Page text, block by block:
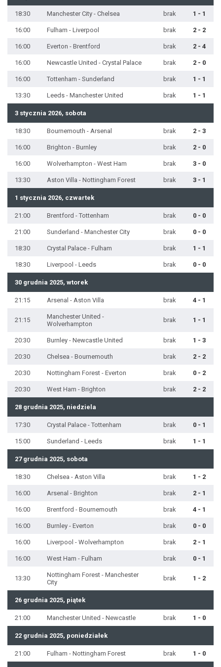
18:30 Manchester City - Chelsea brak 1 - 1
16:00 Fulham - Liverpool brak 2 - 2
16:00 Everton - Brentford brak 2 - 4
16:00 Newcastle United - Crystal Palace brak 2 - 0
16:00 Tottenham - Sunderland brak 1 - 1
13:30 Leeds - Manchester United brak 1 - 1
3 stycznia 2026, sobota
18:30 Bournemouth - Arsenal brak 2 - 3
16:00 Brighton - Burnley brak 2 - 0
16:00 Wolverhampton - West Ham brak 3 - 0
13:30 Aston Villa - Nottingham Forest brak 3 - 1
1 stycznia 2026, czwartek
21:00 Brentford - Tottenham brak 0 - 0
21:00 Sunderland - Manchester City brak 0 - 0
18:30 Crystal Palace - Fulham brak 1 - 1
18:30 Liverpool - Leeds brak 0 - 0
30 grudnia 2025, wtorek
21:15 Arsenal - Aston Villa brak 4 - 1
21:15
Manchester United -
Wolverhampton
brak 1 - 1
20:30 Burnley - Newcastle United brak 1 - 3
20:30 Chelsea - Bournemouth brak 2 - 2
20:30 Nottingham Forest - Everton brak 0 - 2
20:30 West Ham - Brighton brak 2 - 2
28 grudnia 2025, niedziela
17:30 Crystal Palace - Tottenham brak 0 - 1
15:00 Sunderland - Leeds brak 1 - 1
27 grudnia 2025, sobota
18:30 Chelsea - Aston Villa brak 1 - 2
16:00 Arsenal - Brighton brak 2 - 1
16:00 Brentford - Bournemouth brak 4 - 1
16:00 Burnley - Everton brak 0 - 0
16:00 Liverpool - Wolverhampton brak 2 - 1
16:00 West Ham - Fulham brak 0 - 1
13:30
Nottingham Forest - Manchester
City
brak 1 - 2
26 grudnia 2025, piątek
21:00 Manchester United - Newcastle brak 1 - 0
22 grudnia 2025, poniedziałek
21:00 Fulham - Nottingham Forest brak 1 - 0